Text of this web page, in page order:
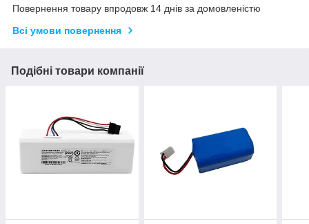
Повернення товару впродовж 14 днів за домовленістю
Всі умови повернення
Подібні товари компанії